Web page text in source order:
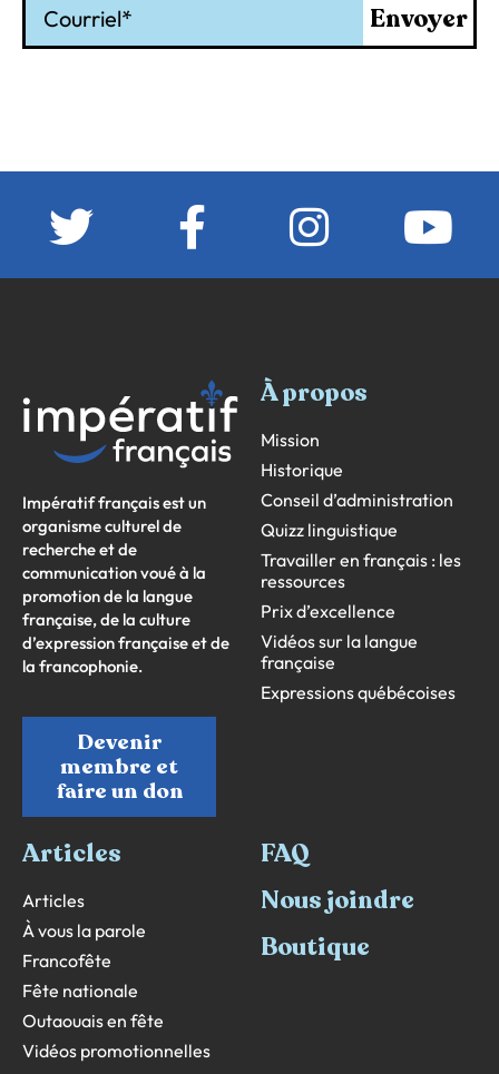
Envoyer
Impératif français est un
organisme culturel de
recherche et de
communication voué à la
promotion de la langue
française, de la culture
d’expression française et de
la francophonie.
Devenir
membre et
faire un don
À propos
Mission
Historique
Conseil d’administration
Quizz linguistique
Travailler en français : les
ressources
Prix d’excellence
Vidéos sur la langue
française
Expressions québécoises
Articles
Articles
À vous la parole
Francofête
Fête nationale
Outaouais en fête
Vidéos promotionnelles
FAQ
Nous joindre
Boutique